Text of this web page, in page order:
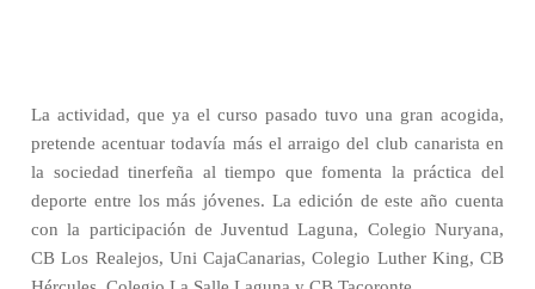
La actividad, que ya el curso pasado tuvo una gran acogida,
pretende acentuar todavía más el arraigo del club canarista en
la sociedad tinerfeña al tiempo que fomenta la práctica del
deporte entre los más jóvenes. La edición de este año cuenta
con la participación de Juventud Laguna, Colegio Nuryana,
CB Los Realejos, Uni CajaCanarias, Colegio Luther King, CB